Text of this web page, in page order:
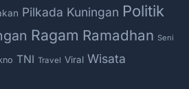
Pilkada Kuningan Politik
Ragam Ramadhan Seni
TNI Travel Viral Wisata